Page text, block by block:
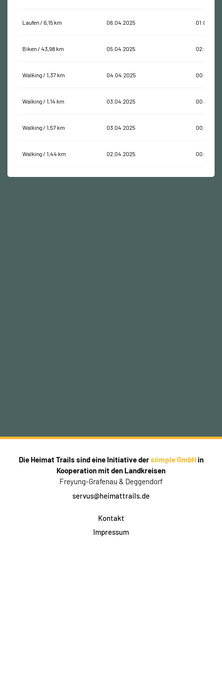
Laufen / 6,15 km 06.04.2025 01:01:25
Biken / 43,98 km 05.04.2025 02:48:29
Walking / 1,37 km 04.04.2025 00:48:50
Walking / 1,14 km 03.04.2025 00:14:06
Walking / 1,57 km 03.04.2025 00:25:11
Walking / 1,44 km 02.04.2025 00:17:48
Die Heimat Trails sind eine Initiative dersiimple GmbHin
Kooperation mit den Landkreisen
Freyung-Grafenau & Deggendorf
servus@heimattrails.de
Kontakt
Impressum